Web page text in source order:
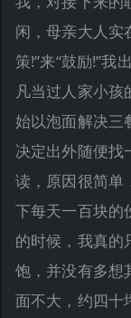
闲，母亲大人实
策!”来“鼓励!”我
凡当过人家小
始以泡面解决三
决定出外随便找
读，原因很简单
下每天一百块的
的时候，我真的
饱，并没有多想
面不大，约四十